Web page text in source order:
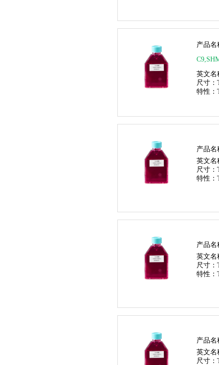
产品名
英文名
尺寸：
特性：
产品名
英文名
尺寸：
特性：
产品名
英文名
尺寸：
特性：
产品名
英文名
尺寸：